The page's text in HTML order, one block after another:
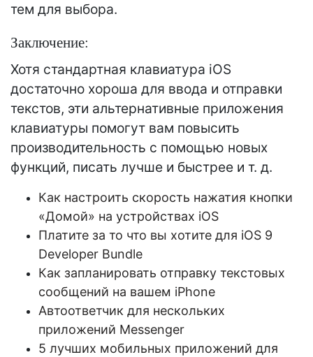
тем для выбора.
Заключение:
Хотя стандартная клавиатура iOS
достаточно хороша для ввода и отправки
текстов, эти альтернативные приложения
клавиатуры помогут вам повысить
производительность с помощью новых
функций, писать лучше и быстрее и т. д.
Как настроить скорость нажатия кнопки
«Домой» на устройствах iOS
Платите за то что вы хотите для iOS 9
Developer Bundle
Как запланировать отправку текстовых
сообщений на вашем iPhone
Автоответчик для нескольких
приложений Messenger
5 лучших мобильных приложений для